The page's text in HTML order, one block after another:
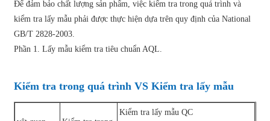
Để đảm bảo chất lượng sản phẩm, việc kiểm tra trong quá trình và
kiểm tra lấy mẫu phải được thực hiện dựa trên quy định của National
GB/T 2828-2003.
Phần 1. Lấy mẫu kiểm tra tiêu chuẩn AQL.
Kiểm tra trong quá trình VS Kiểm tra lấy mẫu
Kiểm tra lấy mẫu QC